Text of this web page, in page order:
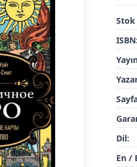
Stok
ISBN:
Dil:
En /